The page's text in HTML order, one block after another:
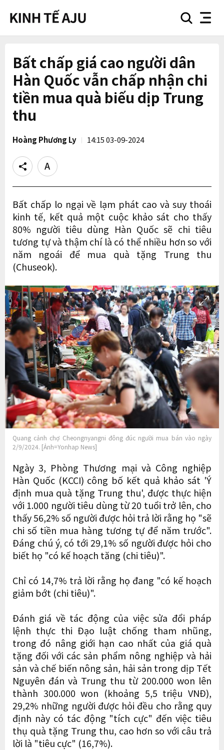
searchnav
Bất chấp giá cao người dân
Hàn Quốc vẫn chấp nhận chi
tiền mua quà biếu dịp Trung
thu
Hoàng Phương Ly 14:15 03-09-2024
Share
Text
size
Bất chấp lo ngại về lạm phát cao và suy thoái
kinh tế, kết quả một cuộc khảo sát cho thấy
80% người tiêu dùng Hàn Quốc sẽ chi tiêu
tương tự và thậm chí là có thể nhiều hơn so với
năm ngoái để mua quà tặng Trung thu
(Chuseok).
Quang cảnh chợ Cheongnyangni đông đúc người mua bán vào ngày
2/9/2024. [Ảnh=Yonhap News]
Ngày 3, Phòng Thương mại và Công nghiệp
Hàn Quốc (KCCI) công bố kết quả khảo sát 'Ý
định mua quà tặng Trung thu', được thực hiện
với 1.000 người tiêu dùng từ 20 tuổi trở lên, cho
thấy 56,2% số người được hỏi trả lời rằng họ "sẽ
chi số tiền mua hàng tương tự để năm trước".
Đáng chú ý, có tới 29,1% số người được hỏi cho
biết họ "có kế hoạch tăng (chi tiêu)".
Chỉ có 14,7% trả lời rằng họ đang "có kế hoạch
giảm bớt (chi tiêu)".
Đánh giá về tác động của việc sửa đổi pháp
lệnh thực thi Đạo luật chống tham nhũng,
trong đó nâng giới hạn cao nhất của giá quà
tặng đối với các sản phẩm nông nghiệp và hải
sản và chế biến nông sản, hải sản trong dịp Tết
Nguyên đán và Trung thu từ 200.000 won lên
thành 300.000 won (khoảng 5,5 triệu VNĐ),
29,2% những người được hỏi đều cho rằng quy
định này có tác động "tích cực" đến việc tiêu
thụ quà tặng Trung thu, cao hơn so với câu trả
lời là "tiêu cực" (16,7%).